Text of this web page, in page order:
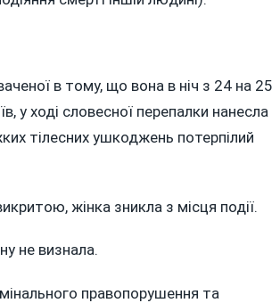
в тому, що вона в ніч з 24 на 25
у ході словесної перепалки нанесла
тілесних ушкоджень потерпілий
жінка зникла з місця події.
не визнала.
правопорушення та